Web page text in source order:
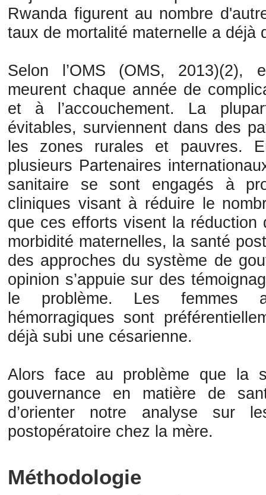
Rwanda figurent au nombre
taux de mortalité maternelle a déjà
Selon l’OMS (OMS, 2013)(2),
meurent chaque année de
et à l’accouchement. La
évitables, surviennent dans des
les zones rurales et pauvres.
plusieurs Partenaires
sanitaire se sont engagés à
cliniques visant à réduire le
que ces efforts visent la
morbidité maternelles, la santé
des approches du système de
opinion s’appuie sur des
le problème. Les femmes
hémorragiques sont
déjà subi une césarienne.
Alors face au problème que la
gouvernance en matière de
d’orienter notre analyse sur
postopératoire chez la mère.
Méthodologie